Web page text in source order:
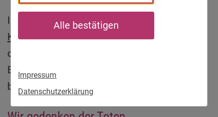
Alle bestätigen
Impressum
Datenschutzerklärung
In unserer Serie „
Queere Menschen und der
Krieg“ beschreiben LGBTIQ* aus allen Teilen
der Ukraine, was sie derzeit durchmachen.
Einige haben das Land verlassen. Andere
bleiben, versuchen zu helfen oder kämpfen.